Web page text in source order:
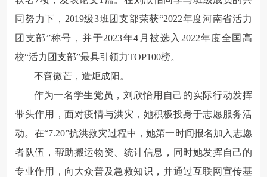
同努力下，2019级3班团支部荣获“2022年度河南省活力
团支部”称号，并于2023年4月被选入2022年度全国高
校“活力团支部”最具引领力TOP100榜。
不啻微芒，造炬成阳 。
作为一名学生党员，刘欣怡用自己的实际行动发挥
带头作用，面对疫情与洪灾，她积极投身于志愿服务活
动。在“7.20”抗洪救灾过程中，她第一时间报名加入志愿
者队伍，帮助搬运物资、统计信息，同时她发挥自己的
专业作用，向大众普及急救知识，并通过互联网宣传基